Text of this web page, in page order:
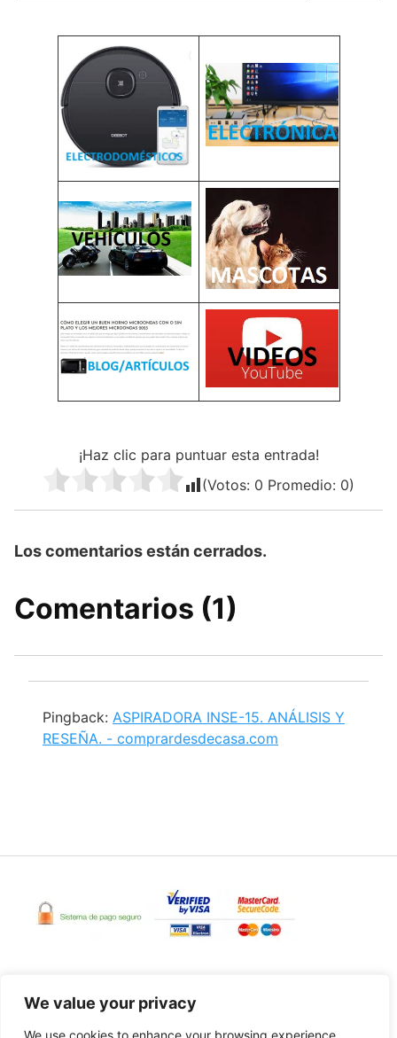
We value your privacy
We use cookies to enhance your browsing experience,
¡Haz clic para puntuar esta entrada!
(Votos: 0 Promedio: 0)
Los comentarios están cerrados.
Comentarios (1)
Pingback: ASPIRADORA INSE-15. ANÁLISIS Y
RESEÑA. - comprardesdecasa.com